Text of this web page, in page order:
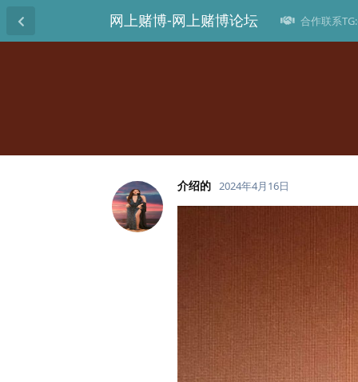
网上赌博-网上赌博论坛 合作联系
介绍的 2024年4月16日